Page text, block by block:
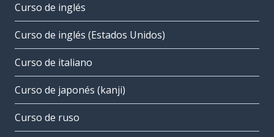
Curso de inglés
Curso de inglés (Estados Unidos)
Curso de italiano
Curso de japonés (kanji)
Curso de ruso